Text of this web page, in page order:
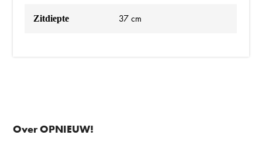
Zitdiepte 37 cm
Over OPNIEUW!